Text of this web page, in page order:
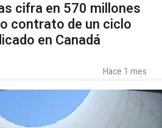
cifra en 570 millones
contrato de un ciclo
en Canadá
Hace 1 mes